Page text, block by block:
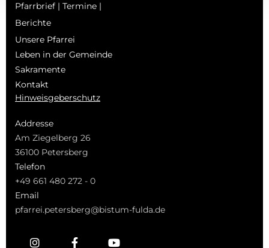
Pfarrbrief | Termine |
Berichte
Unsere Pfarrei
Leben in der Gemeinde
Sakramente
Kontakt
Hinweisgeberschutz
Addresse
Am Ziegelberg 26
36100 Petersberg
Telefon
+49 661 480 272 - 0
Email
pfarrei.petersberg@bistum-fulda.de